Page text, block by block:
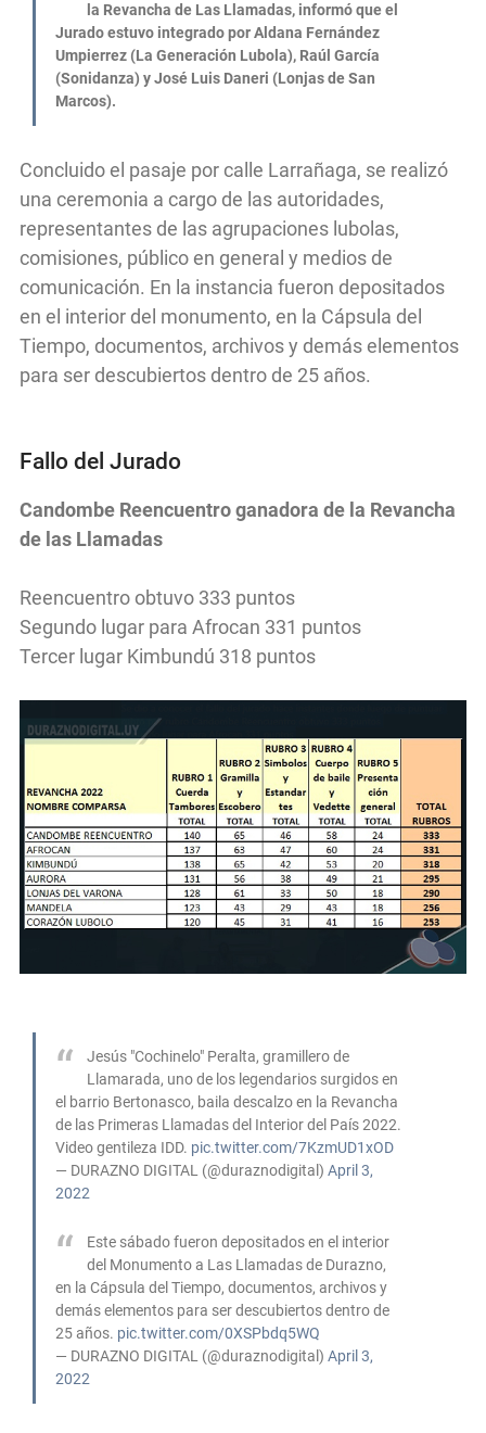
la Revancha de Las Llamadas, informó que el
Jurado estuvo integrado por Aldana Fernández
Umpierrez (La Generación Lubola), Raúl García
(Sonidanza) y José Luis Daneri (Lonjas de San
Marcos).
Concluido el pasaje por calle Larrañaga, se realizó
una ceremonia a cargo de las autoridades,
representantes de las agrupaciones lubolas,
comisiones, público en general y medios de
comunicación. En la instancia fueron depositados
en el interior del monumento, en la Cápsula del
Tiempo, documentos, archivos y demás elementos
para ser descubiertos dentro de 25 años.
Fallo del Jurado
Candombe Reencuentro ganadora de la Revancha
de las Llamadas
Reencuentro obtuvo 333 puntos
Segundo lugar para Afrocan 331 puntos
Tercer lugar Kimbundú 318 puntos
Jesús "Cochinelo" Peralta, gramillero de
Llamarada, uno de los legendarios surgidos en
el barrio Bertonasco, baila descalzo en la Revancha
de las Primeras Llamadas del Interior del País 2022.
Video gentileza IDD. pic.twitter.com/7KzmUD1xOD
— DURAZNO DIGITAL (@duraznodigital) April 3,
2022
Este sábado fueron depositados en el interior
del Monumento a Las Llamadas de Durazno,
en la Cápsula del Tiempo, documentos, archivos y
demás elementos para ser descubiertos dentro de
25 años. pic.twitter.com/0XSPbdq5WQ
— DURAZNO DIGITAL (@duraznodigital) April 3,
2022